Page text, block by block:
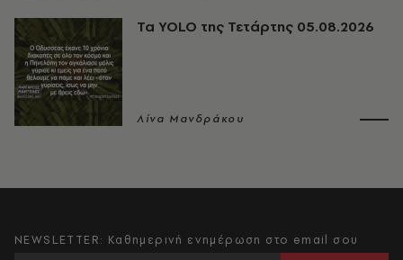
Τα YOLO της Τετάρτης 05.08.2026
Λίνα Μανδράκου
NEWSLETTER: Καθημερινή ενημέρωση στο email σου